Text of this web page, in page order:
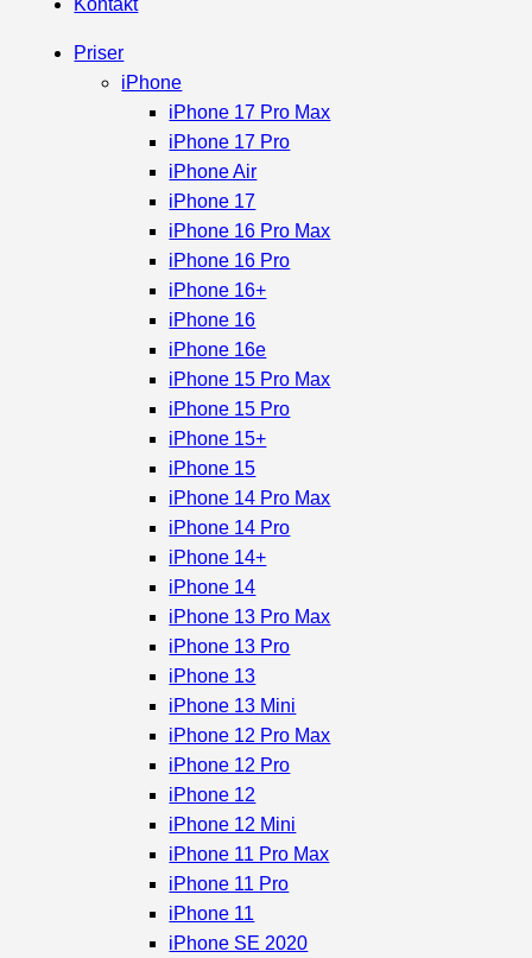
Kontakt
Priser
iPhone
iPhone 17 Pro Max
iPhone 17 Pro
iPhone Air
iPhone 17
iPhone 16 Pro Max
iPhone 16 Pro
iPhone 16+
iPhone 16
iPhone 16e
iPhone 15 Pro Max
iPhone 15 Pro
iPhone 15+
iPhone 15
iPhone 14 Pro Max
iPhone 14 Pro
iPhone 14+
iPhone 14
iPhone 13 Pro Max
iPhone 13 Pro
iPhone 13
iPhone 13 Mini
iPhone 12 Pro Max
iPhone 12 Pro
iPhone 12
iPhone 12 Mini
iPhone 11 Pro Max
iPhone 11 Pro
iPhone 11
iPhone SE 2020